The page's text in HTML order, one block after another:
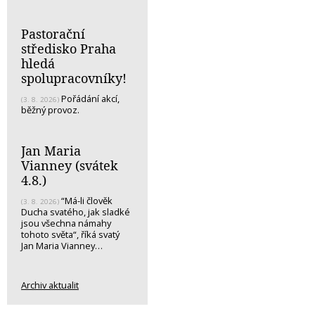
Pastorační
středisko Praha
hledá
spolupracovníky!
(3. 8. 2026) Pořádání akcí,
běžný provoz.
Jan Maria
Vianney (svátek
4.8.)
(3. 8. 2026) “Má-li člověk
Ducha svatého, jak sladké
jsou všechna námahy
tohoto světa“, říká svatý
Jan Maria Vianney…
Archiv aktualit